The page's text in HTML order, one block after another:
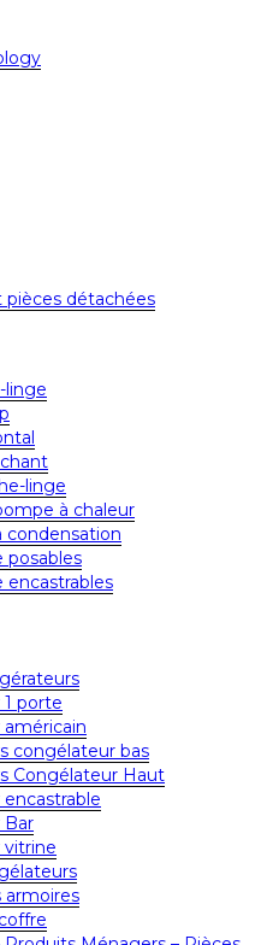
pièces détachées
linge
linge
à chaleur
condensation
posables
encastrables
porte
congélateur bas
Congélateur Haut
Bar
vitrine
armoires